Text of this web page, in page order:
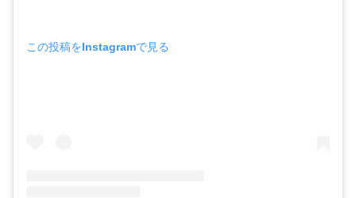
この投稿をInstagramで見る